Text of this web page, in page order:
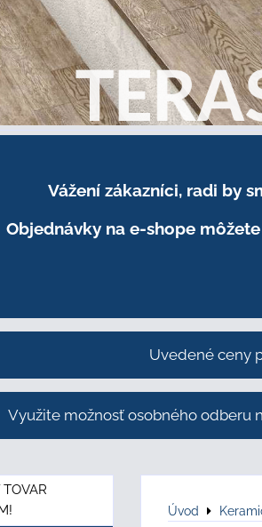
Vážení zákazníci, radi by
Objednávky na e-shope
Uvedené ceny
Využite možnosť osobného odberu
Úvod